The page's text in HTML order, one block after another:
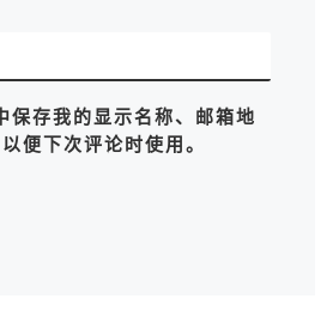
保存我的显示名称、邮箱地
便下次评论时使用。